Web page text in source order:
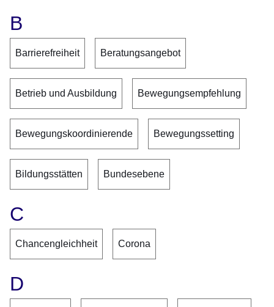
B
Barrierefreiheit Beratungsangebot
Betrieb und Ausbildung Bewegungsempfehlung
Bewegungskoordinierende Bewegungssetting
Bildungsstätten Bundesebene
C
Chancengleichheit Corona
D